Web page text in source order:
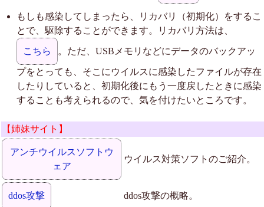
もしも感染してしまったら、リカバリ（初期化）をするこ
とで、駆除することができます。リカバリ方法は、
こちら 。ただ、USBメモリなどにデータのバックアッ
プをとっても、そこにウイルスに感染したファイルが存在
したりしていると、初期化後にもう一度戻したときに感染
することも考えられるので、気を付けたいところです。
【姉妹サイト】
アンチウイルスソフトウ
ェア
ウイルス対策ソフトのご紹介。
ddos攻撃 ddos攻撃の概略。